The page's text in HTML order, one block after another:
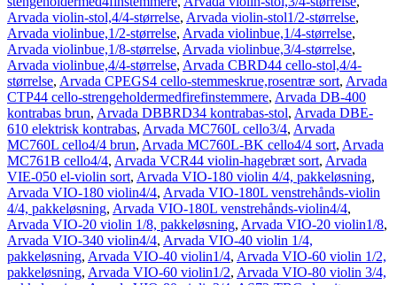
Arvada violin-stol,4/4-størrelse, Arvada violin-stol1/2-størrelse,
Arvada violinbue,1/2-størrelse, Arvada violinbue,1/4-størrelse,
Arvada violinbue,1/8-størrelse, Arvada violinbue,3/4-størrelse,
Arvada violinbue,4/4-størrelse, Arvada CBRD44 cello-stol,4/4-
størrelse, Arvada CPEGS4 cello-stemmeskrue,rosentræ sort, Arvada
CTP44 cello-strengeholdermedfirefinstemmere, Arvada DB-400
kontrabas brun, Arvada DBBRD34 kontrabas-stol, Arvada DBE-
610 elektrisk kontrabas, Arvada MC760L cello3/4, Arvada
MC760L cello4/4 brun, Arvada MC760L-BK cello4/4 sort, Arvada
MC761B cello4/4, Arvada VCR44 violin-hagebræt sort, Arvada
VIE-050 el-violin sort, Arvada VIO-180 violin 4/4, pakkeløsning,
Arvada VIO-180 violin4/4, Arvada VIO-180L venstrehånds-violin
4/4, pakkeløsning, Arvada VIO-180L venstrehånds-violin4/4,
Arvada VIO-20 violin 1/8, pakkeløsning, Arvada VIO-20 violin1/8,
Arvada VIO-340 violin4/4, Arvada VIO-40 violin 1/4,
pakkeløsning, Arvada VIO-40 violin1/4, Arvada VIO-60 violin 1/2,
pakkeløsning, Arvada VIO-60 violin1/2, Arvada VIO-80 violin 3/4,